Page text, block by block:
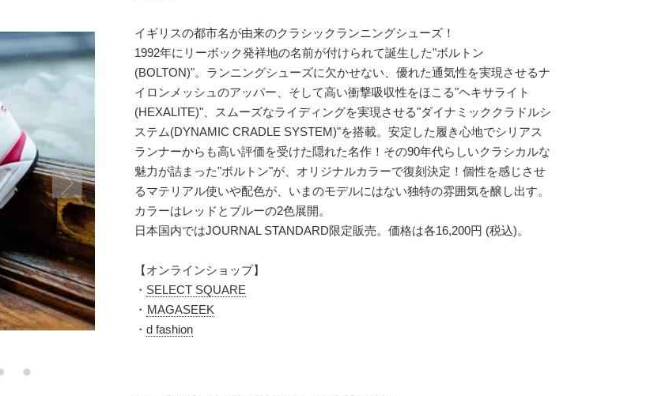
イギリスの都市名が由来のクラシックランニングシューズ！
1992年にリーボック発祥地の名前が付けられて誕生した"ボルトン
(BOLTON)"。ランニングシューズに欠かせない、優れた通気性を実現させるナ
イロンメッシュのアッパー、そして高い衝撃吸収性をほこる"ヘキサライト
(HEXALITE)"、スムーズなライディングを実現させる"ダイナミッククラドルシ
ステム(DYNAMIC CRADLE SYSTEM)"を搭載。安定した履き心地でシリアス
ランナーからも高い評価を受けた隠れた名作！その90年代らしいクラシカルな
魅力が詰まった"ボルトン"が、オリジナルカラーで復刻決定！個性を感じさせ
るマテリアル使いや配色が、いまのモデルにはない独特の雰囲気を醸し出す。
カラーはレッドとブルーの2色展開。
日本国内ではJOURNAL STANDARD限定販売。価格は各16,200円 (税込)。
【オンラインショップ】
・ SELECT SQUARE
・ MAGASEEK
・ d fashion